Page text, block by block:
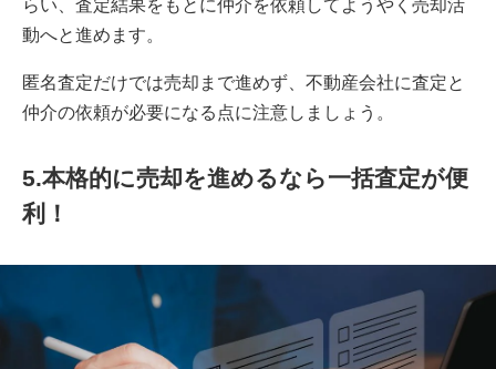
らい、査定結果をもとに仲介を依頼してようやく売却活
動へと進めます。
匿名査定だけでは売却まで進めず、不動産会社に査定と
仲介の依頼が必要になる点に注意しましょう。
5.本格的に売却を進めるなら一括査定が便
利！